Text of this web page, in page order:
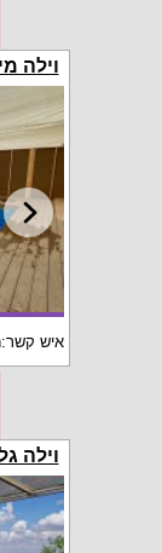
וילה
איש קשר:
וילה